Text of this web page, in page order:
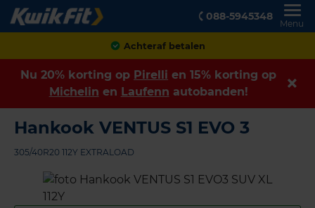
088-5945348
Menu
Achteraf betalen
Nu 20% korting op Pirelli en 15% korting op
Michelin en Laufenn autobanden!
Hankook VENTUS S1 EVO 3
305/40R20 112Y EXTRALOAD